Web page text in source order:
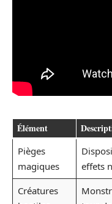
Élément
Pièges
magiques
effets
Créatures